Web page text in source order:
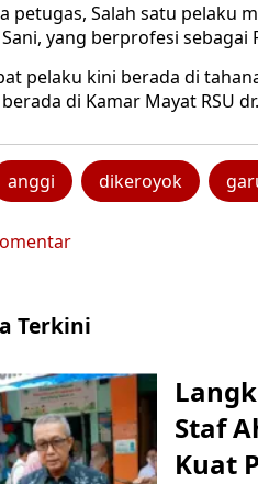
petugas, Salah satu pelaku
yang berprofesi sebagai
pelaku kini berada di
di Kamar Mayat RSU
anggi dikeroyok
Terkini
Staf
Kuat